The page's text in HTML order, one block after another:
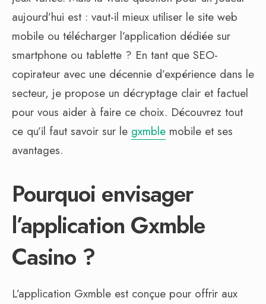
aujourd’hui est : vaut-il mieux utiliser le site web
mobile ou télécharger l’application dédiée sur
smartphone ou tablette ? En tant que SEO-
copirateur avec une décennie d’expérience dans le
secteur, je propose un décryptage clair et factuel
pour vous aider à faire ce choix. Découvrez tout
ce qu’il faut savoir sur le gxmble mobile et ses
avantages.
Pourquoi envisager
l’application Gxmble
Casino ?
L’application Gxmble est conçue pour offrir aux